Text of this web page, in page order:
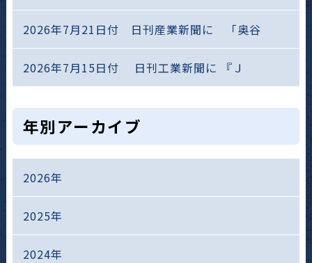
2026年7月21日付 日刊産業新聞に 「奥谷
2026年7月15日付 日刊工業新聞に 『Ｊ
年別アーカイブ
2026年
2025年
2024年